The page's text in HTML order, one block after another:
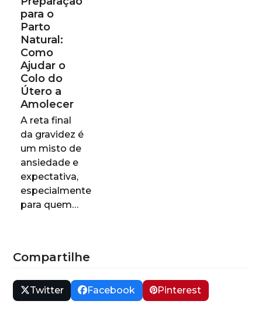
para o
Parto
Natural:
Como
Ajudar o
Colo do
Útero a
Amolecer
A reta final
da gravidez é
um misto de
ansiedade e
expectativa,
especialmente
para quem…
Compartilhe
Twitter Facebook Pinterest